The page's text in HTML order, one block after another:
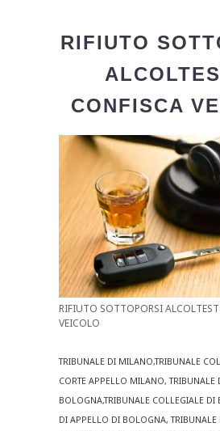
RIFIUTO
CONFISCA
RIFIUTO SOTTOPORSI
VEICOLO
TRIBUNALE DI MILANO,TRIBUNALE
CORTE APPELLO MILANO, TRIBUNALE
BOLOGNA,TRIBUNALE COLLEGIALE DI
DI APPELLO DI BOLOGNA, TRIBUNALE